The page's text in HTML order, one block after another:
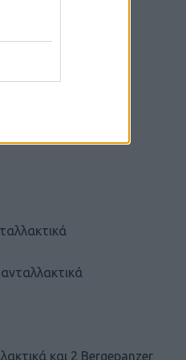
και 2 Bergepanzer